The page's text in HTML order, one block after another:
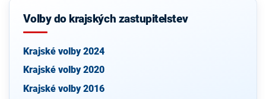
Volby do krajských zastupitelstev
Krajské volby 2024
Krajské volby 2020
Krajské volby 2016